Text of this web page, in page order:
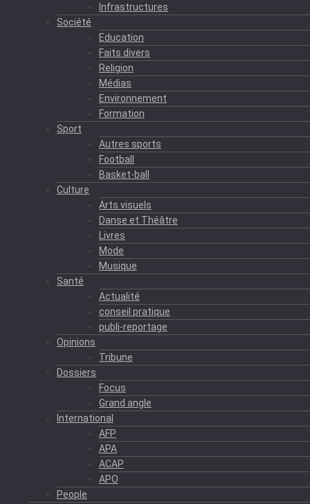
Infrastructures
Société
Education
Faits divers
Religion
Médias
Environnement
Formation
Sport
Autres sports
Football
Basket-ball
Culture
Arts visuels
Danse et Théâtre
Livres
Mode
Musique
Santé
Actualité
conseil pratique
publi-reportage
Opinions
Tribune
Dossiers
Focus
Grand angle
International
AFP
APA
ACAP
APO
People